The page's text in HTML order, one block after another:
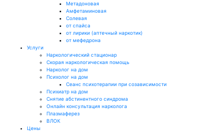
Метадоновая
Амфетаминовая
Солевая
от спайса
от лирики (аптечный наркотик)
от мефедрона
Услуги
Наркологический стационар
Скорая наркологическая помощь
Нарколог на дом
Психолог на дом
Сеанс психотерапии при созависимости
Психиатр на дом
Снятие абстинентного синдрома
Онлайн консультация нарколога
Плазмаферез
ВЛОК
Цены